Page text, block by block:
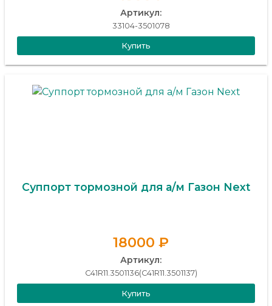
Артикул:
33104-3501078
Купить
Суппорт тормозной для а/м Газон Next
18000 ₽
Артикул:
C41R11.3501136(C41R11.3501137)
Купить